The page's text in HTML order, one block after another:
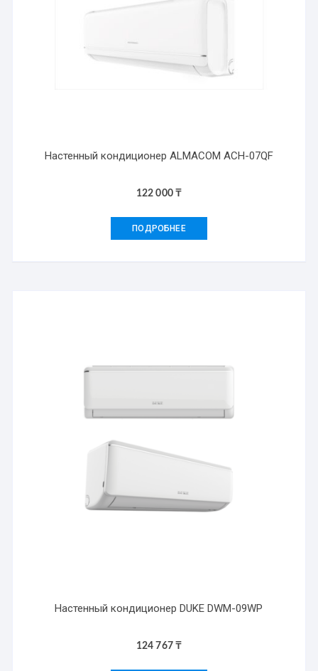
Настенный кондиционер ALMACOM ACH-07QF
122 000₸
ПОДРОБНЕЕ
Настенный кондиционер DUKE DWM-09WP
124 767₸